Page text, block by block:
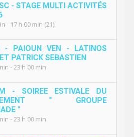
- STAGE MULTI ACTIVITÉS
- 17 h 00 min (21)
- PAIOUN VEN - LATINOS
PATRICK SEBASTIEN
- 23 h 00 min
- SOIREE ESTIVALE DU
" GROUPE
"
- 23 h 00 min